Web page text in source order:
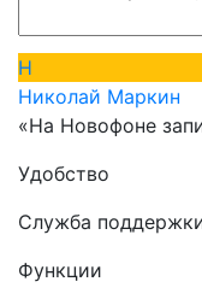
Н
Николай Маркин
«На Новофоне
Удобство
Служба
Функции